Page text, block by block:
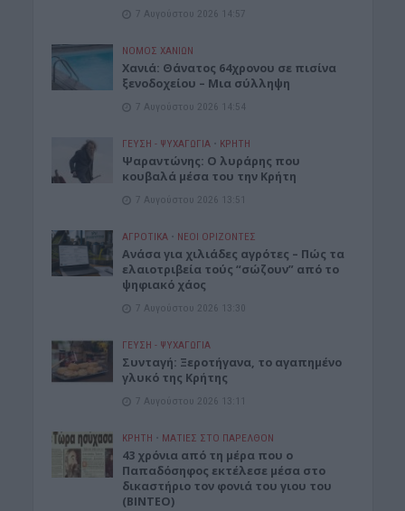
7 Αυγούστου 2026 14:57
ΝΟΜΌΣ ΧΑΝΊΩΝ
Χανιά: Θάνατος 64χρονου σε πισίνα
ξενοδοχείου – Μια σύλληψη
7 Αυγούστου 2026 14:54
ΓΕΎΣΗ - ΨΥΧΑΓΩΓΊΑ • ΚΡΗΤΗ
Ψαραντώνης: Ο λυράρης που
κουβαλά μέσα του την Κρήτη
7 Αυγούστου 2026 13:51
ΑΓΡΟΤΙΚΑ • ΝΕΟΙ ΟΡΙΖΟΝΤΕΣ
Ανάσα για χιλιάδες αγρότες – Πώς τα
ελαιοτριβεία τούς “σώζουν” από το
ψηφιακό χάος
7 Αυγούστου 2026 13:30
ΓΕΎΣΗ - ΨΥΧΑΓΩΓΊΑ
Συνταγή: Ξεροτήγανα, το αγαπημένο
γλυκό της Κρήτης
7 Αυγούστου 2026 13:11
ΚΡΗΤΗ • ΜΑΤΙΕΣ ΣΤΟ ΠΑΡΕΛΘΟΝ
43 χρόνια από τη μέρα που ο
Παπαδόσηφος εκτέλεσε μέσα στο
δικαστήριο τον φονιά του γιου του
(ΒΙΝΤΕΟ)